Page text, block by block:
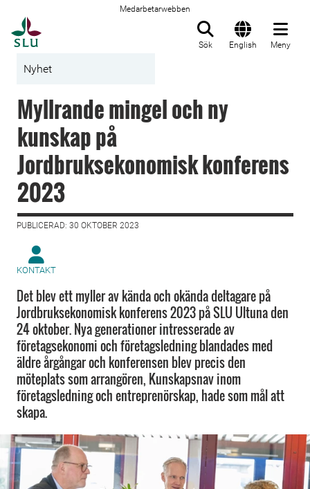
Medarbetarwebben
Sök English Meny
Nyhet
Myllrande mingel och ny
kunskap på
Jordbruksekonomisk konferens
2023
PUBLICERAD: 30 OKTOBER 2023
KONTAKT
Det blev ett myller av kända och okända deltagare på
Jordbruksekonomisk konferens 2023 på SLU Ultuna den
24 oktober. Nya generationer intresserade av
företagsekonomi och företagsledning blandades med
äldre årgångar och konferensen blev precis den
möteplats som arrangören, Kunskapsnav inom
företagsledning och entreprenörskap, hade som mål att
skapa.